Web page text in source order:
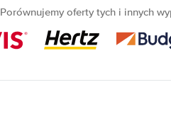
Porównujemy oferty tych i innych